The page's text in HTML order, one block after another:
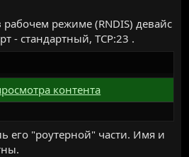
рабочем режиме (RNDIS) девайс
- стандартный, TCP:23 .
контента
его "роутерной" части. Имя и